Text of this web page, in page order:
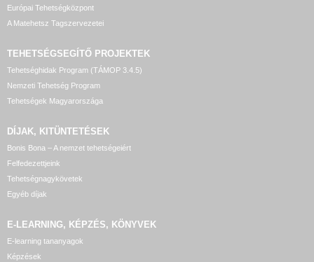
Európai Tehetségközpont
A Matehetsz Tagszervezetei
TEHETSÉGSEGÍTŐ PROJEKTEK
Tehetséghidak Program (TÁMOP 3.4.5)
Nemzeti Tehetség Program
Tehetségek Magyarországa
DÍJAK, KITÜNTETÉSEK
Bonis Bona – A nemzet tehetségeiért
Felfedezettjeink
Tehetségnagykövetek
Egyéb díjak
E-LEARNING, KÉPZÉS, KÖNYVEK
E-learning tananyagok
Képzések